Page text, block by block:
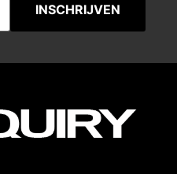
INSCHRIJVEN